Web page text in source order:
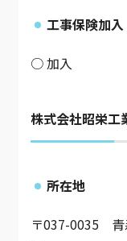
工事保険加入
○ 加入
株式会社昭栄工
所在地
〒037-0035 青